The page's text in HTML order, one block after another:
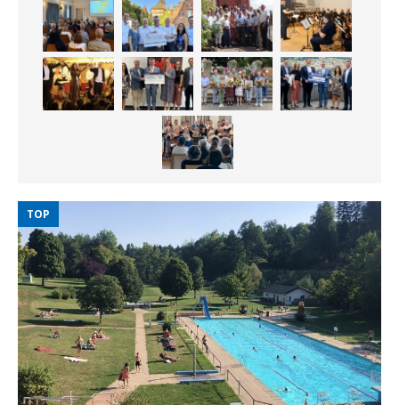
TOP